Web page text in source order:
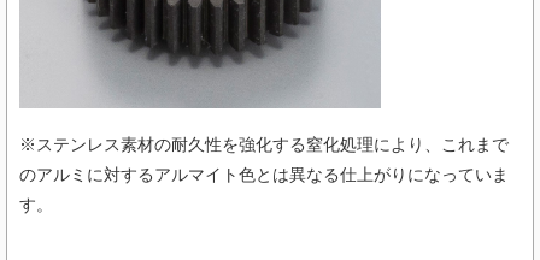
※ステンレス素材の耐久性を強化する窒化処理により、これまで
のアルミに対するアルマイト色とは異なる仕上がりになっていま
す。